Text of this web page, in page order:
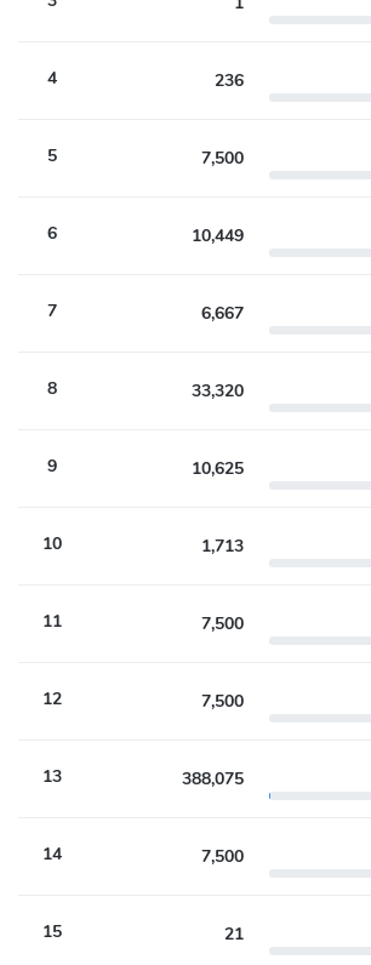
4 236
5 7,500
6 10,449
7 6,667
8 33,320
9 10,625
10 1,713
11 7,500
12 7,500
13 388,075
14 7,500
15 21